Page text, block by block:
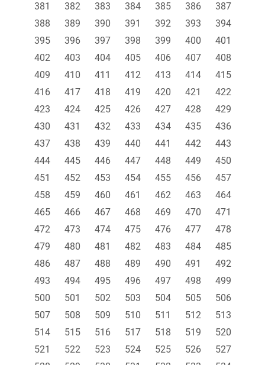
381
382 383 384 385 386
387
388
389 390 391 392 393
394
395
396 397 398 399 400
401
402
403 404 405 406 407
408
409
410 411 412 413 414
415
416
417 418 419 420 421
422
423
424 425 426 427 428
429
430
431 432 433 434 435
436
437
438 439 440 441 442
443
444
445 446 447 448 449
450
451
452 453 454 455 456
457
458
459 460 461 462 463
464
465
466 467 468 469 470
471
472
473 474 475 476 477
478
479
480 481 482 483 484
485
486
487 488 489 490 491
492
493
494 495 496 497 498
499
500
501 502 503 504 505
506
507
508 509 510 511 512
513
514
515 516 517 518 519
520
521
522 523 524 525 526
527